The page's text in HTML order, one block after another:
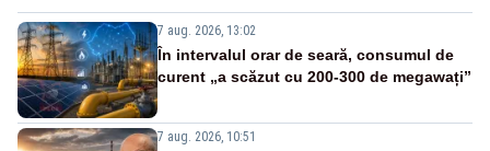
7 aug. 2026, 13:02
În intervalul orar de seară, consumul de
curent „a scăzut cu 200-300 de megawați”
7 aug. 2026, 10:51